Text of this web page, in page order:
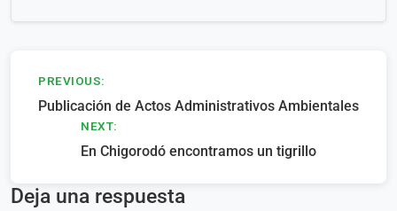
Navegación
de
entradas
PREVIOUS:
Publicación de Actos Administrativos Ambientales
NEXT:
En Chigorodó encontramos un tigrillo
Deja una respuesta